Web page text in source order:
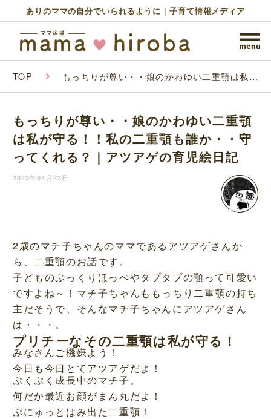
ありのママの自分でいられるように｜子育て情報メディア
TOP もっちりが尊い・・娘のかわゆい二重顎は私が
｜アツアゲの育児絵日記
もっちりが尊い・・娘のかわゆい二重顎
は私が守る！！私の二重顎も誰か・・守
ってくれる？｜アツアゲの育児絵日記
2023年04月23日
2歳のマチ子ちゃんのママであるアツアゲさんか
ら、二重顎のお話です。
子どものぷっくりほっぺやタプタプの顎って可愛い
ですよね～！マチ子ちゃんももっちり二重顎の持ち
主だそうで、そんなマチ子ちゃんにアツアゲさん
は・・・。
プリチーなその二重顎は私が守る！
みなさんご機嫌よう！
今日も今日とてアツアゲだよ！
ぷくぷく成長中のマチ子。
何だか最近お顔がまん丸だよ！
ぷにゅっとはみ出た二重顎！